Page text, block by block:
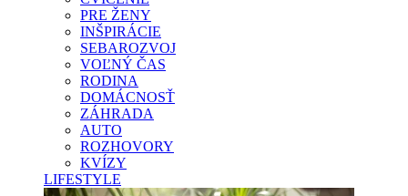
PRE ŽENY
INŠPIRÁCIE
SEBAROZVOJ
VOĽNÝ ČAS
RODINA
DOMÁCNOSŤ
ZÁHRADA
AUTO
ROZHOVORY
KVÍZY
LIFESTYLE